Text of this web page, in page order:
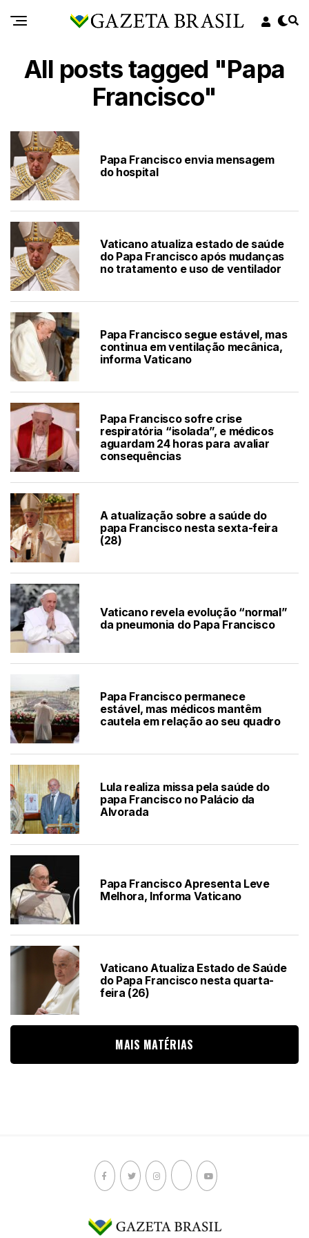
All posts tagged "Papa
Francisco"
Papa Francisco envia mensagem
do hospital
Vaticano atualiza estado de saúde
do Papa Francisco após mudanças
no tratamento e uso de ventilador
Papa Francisco segue estável, mas
continua em ventilação mecânica,
informa Vaticano
Papa Francisco sofre crise
respiratória “isolada”, e médicos
aguardam 24 horas para avaliar
consequências
A atualização sobre a saúde do
papa Francisco nesta sexta-feira
(28)
Vaticano revela evolução “normal”
da pneumonia do Papa Francisco
Papa Francisco permanece
estável, mas médicos mantêm
cautela em relação ao seu quadro
Lula realiza missa pela saúde do
papa Francisco no Palácio da
Alvorada
Papa Francisco Apresenta Leve
Melhora, Informa Vaticano
Vaticano Atualiza Estado de Saúde
do Papa Francisco nesta quarta-
feira (26)
MAIS MATÉRIAS